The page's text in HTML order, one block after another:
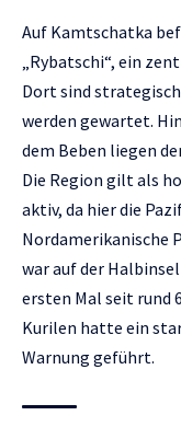
Auf Kamtschatka
„Rybatschi“, ein
Dort sind
werden gewartet.
dem Beben liegen
Die Region gilt als
aktiv, da hier die
Nordamerikanische
war auf der
ersten Mal seit rund
Kurilen hatte ein
Warnung geführt.